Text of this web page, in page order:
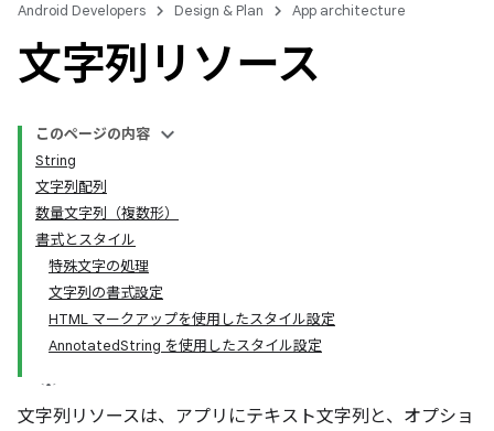
Android Developers Design & Plan App architecture
文字列リソース
このページの内容
String
文字列配列
数量文字列（複数形）
書式とスタイル
特殊文字の処理
文字列の書式設定
HTML マークアップを使用したスタイル設定
AnnotatedString を使用したスタイル設定
文字列リソースは、アプリにテキスト文字列と、オプショ